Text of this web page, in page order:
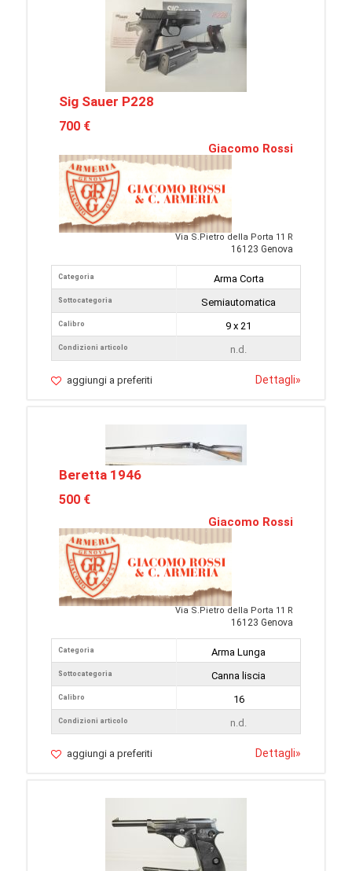
Sig Sauer P228
700 €
Giacomo Rossi
Via S.Pietro della Porta 11 R
16123 Genova
Categoria
Sottocategoria
Calibro
Condizioni articolo
Arma Corta
Semiautomatica
9 x 21
n.d.
aggiungi a preferiti Dettagli»
Beretta 1946
500 €
Giacomo Rossi
Via S.Pietro della Porta 11 R
16123 Genova
Categoria
Sottocategoria
Calibro
Condizioni articolo
Arma Lunga
Canna liscia
16
n.d.
aggiungi a preferiti Dettagli»